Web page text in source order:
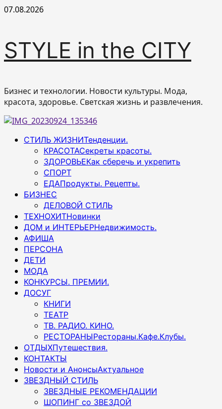
Перейти
07.08.2026
STYLE in the CITY
Бизнес и технологии. Новости культуры. Мода,
красота, здоровье. Светская жизнь и развлечения.
Основное
СТИЛЬ ЖИЗНИТенденции.
КРАСОТАСекреты красоты.
ЗДОРОВЬЕКак сберечь и укрепить
СПОРТ
ЕДАПродукты. Рецепты.
БИЗНЕС
ДЕЛОВОЙ СТИЛЬ
ТЕХНОХИТНовинки
ДОМ и ИНТЕРЬЕРНедвижимость.
АФИША
ПЕРСОНА
ДЕТИ
МОДА
КОНКУРСЫ. ПРЕМИИ.
ДОСУГ
КНИГИ
ТЕАТР
ТВ. РАДИО. КИНО.
РЕСТОРАНЫРестораны.Кафе.Клубы.
ОТДЫХПутешествия.
КОНТАКТЫ
Новости и АнонсыАктуальное
ЗВЕЗДНЫЙ СТИЛЬ
ЗВЕЗДНЫЕ РЕКОМЕНДАЦИИ
ШОПИНГ со ЗВЕЗДОЙ